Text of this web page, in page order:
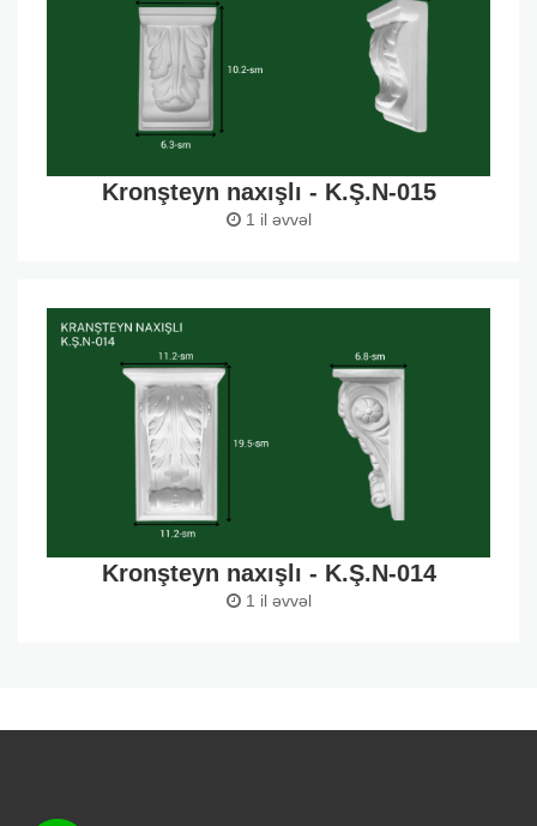
Kronşteyn naxışlı - K.Ş.N-015
1 il əvvəl
Kronşteyn naxışlı - K.Ş.N-014
1 il əvvəl